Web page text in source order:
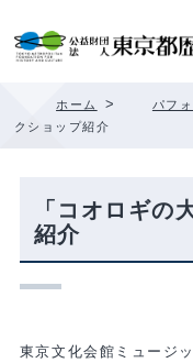
ホーム > パフ
クショップ紹介
「コオロギの
紹介
東京文化会館ミュージ